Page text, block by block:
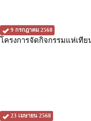
9 กรกฎาคม 2568
โครงการจัดกิจกรรมแห่เทีย
23 เมษายน 2568